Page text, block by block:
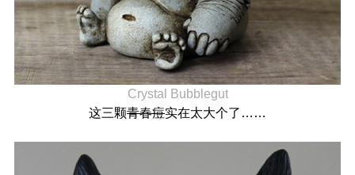
Crystal Bubblegut
这三颗青春痘实在太大个了……